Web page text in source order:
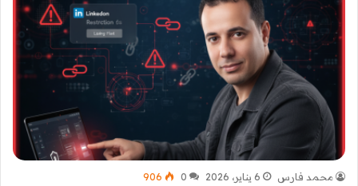
محمد فارس 6 يناير، 2026 0
906